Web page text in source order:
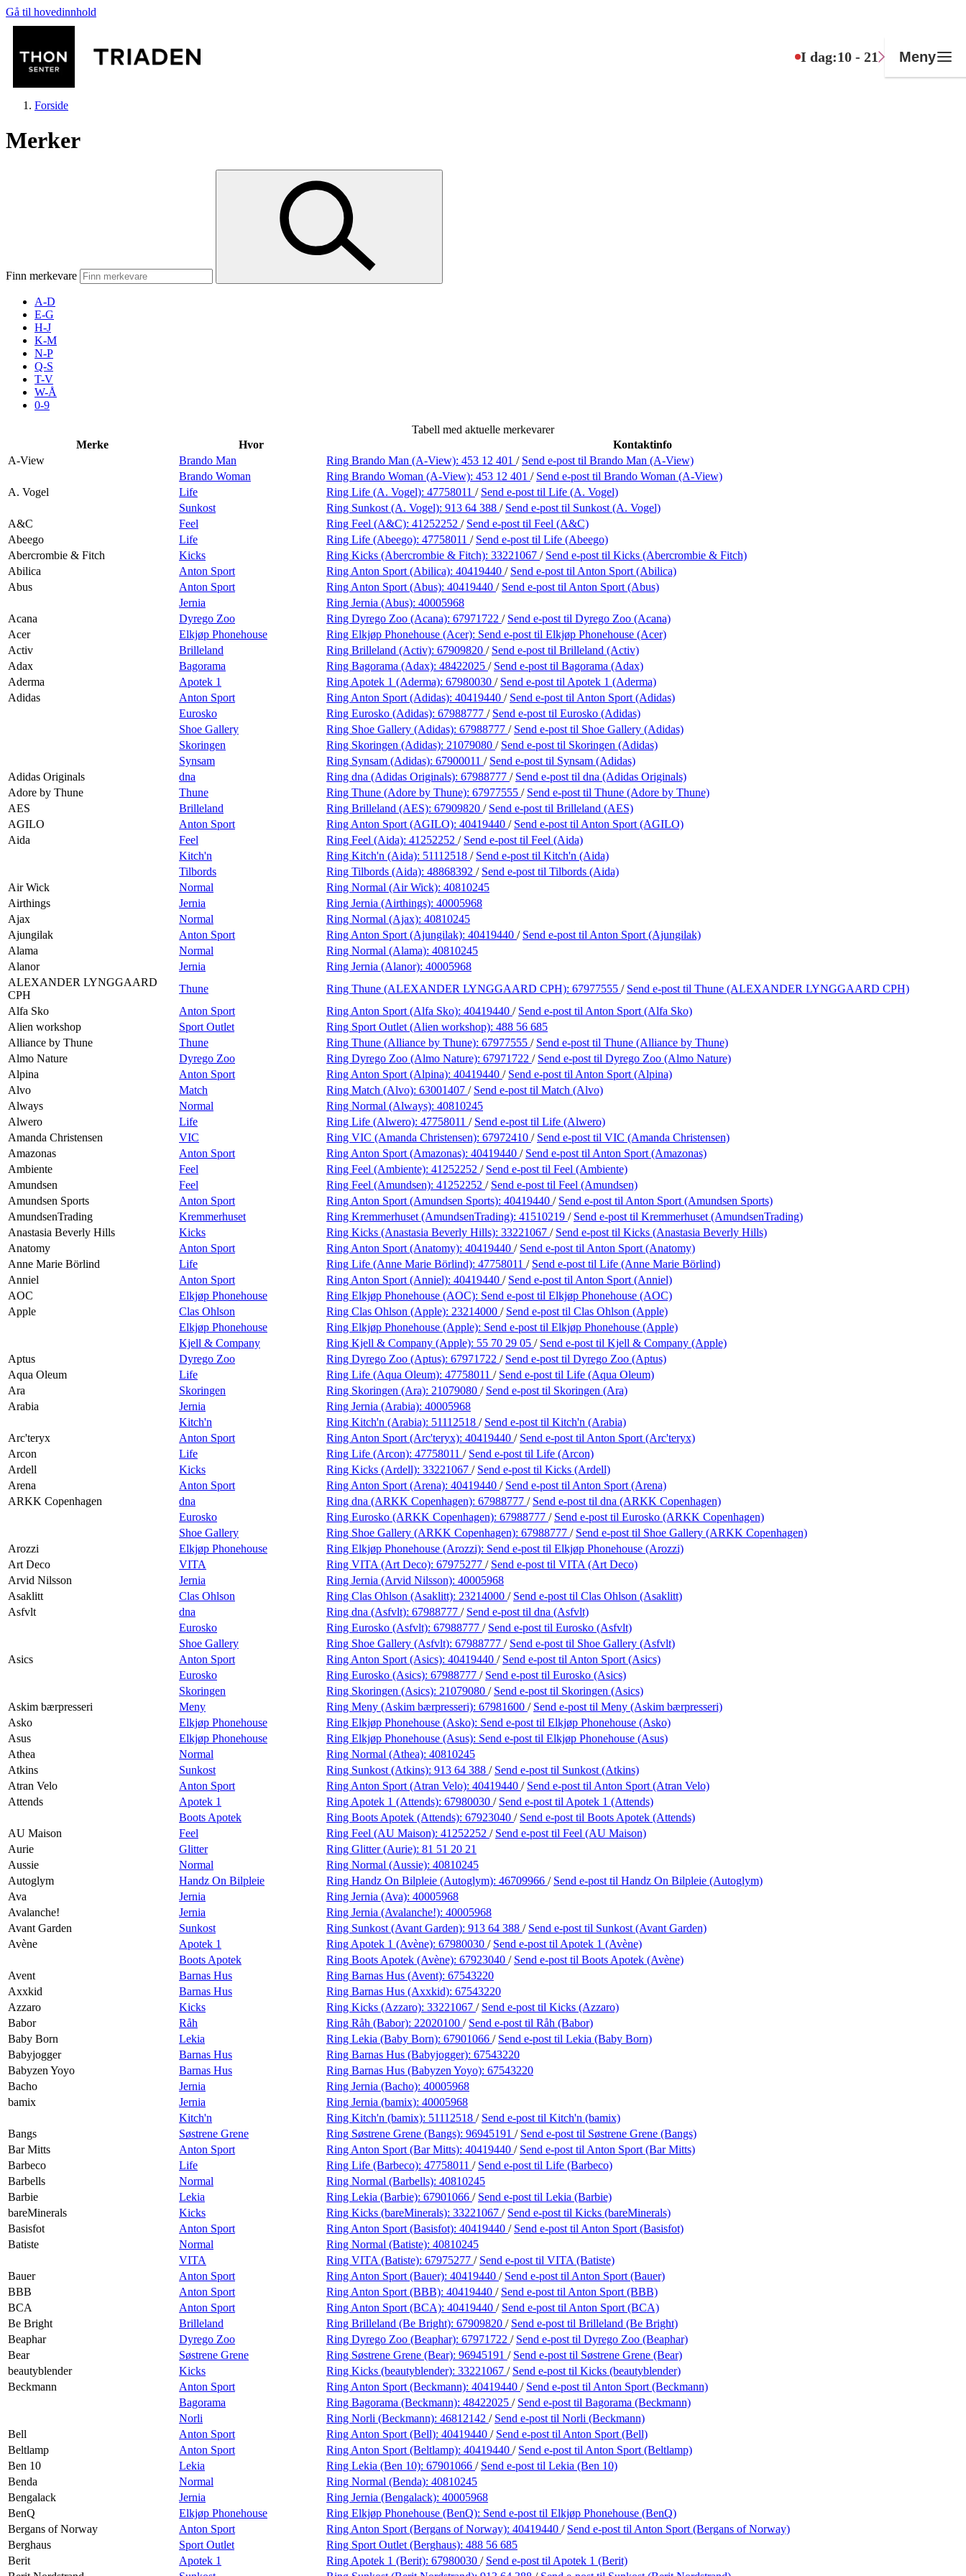
Gå til hovedinnhold
I dag:10 - 21 Meny
Mat og drikke
Inspirasjon
Forside
Merker
Finn merkevare
A-D
E-G
H-J
K-M
N-P
Q-S
T-V
W-Å
0-9
Tabell med aktuelle merkevarer
Merke
Hvor
Kontaktinfo
A-View
Brando Man Ring Brando Man (A-View): 453 12 401 / Send e-post til Brando Man (A-View)
Brando Woman
Ring Brando Woman (A-View): 453 12 401 / Send e-post til Brando Woman (A-View)
A. Vogel
Life Ring Life (A. Vogel): 47758011 / Send e-post til Life (A. Vogel)
Sunkost
Ring Sunkost (A. Vogel): 913 64 388 / Send e-post til Sunkost (A. Vogel)
A&C
Feel Ring Feel (A&C): 41252252 / Send e-post til Feel (A&C)
Abeego
Life Ring Life (Abeego): 47758011 / Send e-post til Life (Abeego)
Abercrombie & Fitch
Kicks Ring Kicks (Abercrombie & Fitch): 33221067 / Send e-post til Kicks (Abercrombie & Fitch)
Abilica
Anton Sport Ring Anton Sport (Abilica): 40419440 / Send e-post til Anton Sport (Abilica)
Abus
Anton Sport Ring Anton Sport (Abus): 40419440 / Send e-post til Anton Sport (Abus)
Jernia
Ring Jernia (Abus): 40005968
Acana
Dyrego Zoo Ring Dyrego Zoo (Acana): 67971722 / Send e-post til Dyrego Zoo (Acana)
Acer
Elkjøp Phonehouse Ring Elkjøp Phonehouse (Acer): Send e-post til Elkjøp Phonehouse (Acer)
Activ
Brilleland Ring Brilleland (Activ): 67909820 / Send e-post til Brilleland (Activ)
Adax
Bagorama Ring Bagorama (Adax): 48422025 / Send e-post til Bagorama (Adax)
Aderma
Apotek 1 Ring Apotek 1 (Aderma): 67980030 / Send e-post til Apotek 1 (Aderma)
Adidas
Anton Sport Ring Anton Sport (Adidas): 40419440 / Send e-post til Anton Sport (Adidas)
Eurosko
Ring Eurosko (Adidas): 67988777 / Send e-post til Eurosko (Adidas)
Shoe Gallery
Ring Shoe Gallery (Adidas): 67988777 / Send e-post til Shoe Gallery (Adidas)
Skoringen
Ring Skoringen (Adidas): 21079080 / Send e-post til Skoringen (Adidas)
Synsam
Ring Synsam (Adidas): 67900011 / Send e-post til Synsam (Adidas)
Adidas Originals
dna Ring dna (Adidas Originals): 67988777 / Send e-post til dna (Adidas Originals)
Adore by Thune
Thune Ring Thune (Adore by Thune): 67977555 / Send e-post til Thune (Adore by Thune)
AES
Brilleland Ring Brilleland (AES): 67909820 / Send e-post til Brilleland (AES)
AGILO
Anton Sport Ring Anton Sport (AGILO): 40419440 / Send e-post til Anton Sport (AGILO)
Aida
Feel Ring Feel (Aida): 41252252 / Send e-post til Feel (Aida)
Kitch'n
Ring Kitch'n (Aida): 51112518 / Send e-post til Kitch'n (Aida)
Tilbords
Ring Tilbords (Aida): 48868392 / Send e-post til Tilbords (Aida)
Air Wick
Normal Ring Normal (Air Wick): 40810245
Airthings
Jernia Ring Jernia (Airthings): 40005968
Ajax
Normal Ring Normal (Ajax): 40810245
Ajungilak
Anton Sport Ring Anton Sport (Ajungilak): 40419440 / Send e-post til Anton Sport (Ajungilak)
Alama
Normal Ring Normal (Alama): 40810245
Alanor
Jernia Ring Jernia (Alanor): 40005968
ALEXANDER LYNGGAARD
CPH
Thune Ring Thune (ALEXANDER LYNGGAARD CPH): 67977555 / Send e-post til Thune (ALEXANDER LYNGGAARD CPH)
Alfa Sko
Anton Sport Ring Anton Sport (Alfa Sko): 40419440 / Send e-post til Anton Sport (Alfa Sko)
Alien workshop
Sport Outlet Ring Sport Outlet (Alien workshop): 488 56 685
Alliance by Thune
Thune Ring Thune (Alliance by Thune): 67977555 / Send e-post til Thune (Alliance by Thune)
Almo Nature
Dyrego Zoo Ring Dyrego Zoo (Almo Nature): 67971722 / Send e-post til Dyrego Zoo (Almo Nature)
Alpina
Anton Sport Ring Anton Sport (Alpina): 40419440 / Send e-post til Anton Sport (Alpina)
Alvo
Match Ring Match (Alvo): 63001407 / Send e-post til Match (Alvo)
Always
Normal Ring Normal (Always): 40810245
Alwero
Life Ring Life (Alwero): 47758011 / Send e-post til Life (Alwero)
Amanda Christensen
VIC Ring VIC (Amanda Christensen): 67972410 / Send e-post til VIC (Amanda Christensen)
Amazonas
Anton Sport Ring Anton Sport (Amazonas): 40419440 / Send e-post til Anton Sport (Amazonas)
Ambiente
Feel Ring Feel (Ambiente): 41252252 / Send e-post til Feel (Ambiente)
Amundsen
Feel Ring Feel (Amundsen): 41252252 / Send e-post til Feel (Amundsen)
Amundsen Sports
Anton Sport Ring Anton Sport (Amundsen Sports): 40419440 / Send e-post til Anton Sport (Amundsen Sports)
AmundsenTrading
Kremmerhuset Ring Kremmerhuset (AmundsenTrading): 41510219 / Send e-post til Kremmerhuset (AmundsenTrading)
Anastasia Beverly Hills
Kicks Ring Kicks (Anastasia Beverly Hills): 33221067 / Send e-post til Kicks (Anastasia Beverly Hills)
Anatomy
Anton Sport Ring Anton Sport (Anatomy): 40419440 / Send e-post til Anton Sport (Anatomy)
Anne Marie Börlind
Life Ring Life (Anne Marie Börlind): 47758011 / Send e-post til Life (Anne Marie Börlind)
Anniel
Anton Sport Ring Anton Sport (Anniel): 40419440 / Send e-post til Anton Sport (Anniel)
AOC
Elkjøp Phonehouse Ring Elkjøp Phonehouse (AOC): Send e-post til Elkjøp Phonehouse (AOC)
Apple
Clas Ohlson Ring Clas Ohlson (Apple): 23214000 / Send e-post til Clas Ohlson (Apple)
Elkjøp Phonehouse
Ring Elkjøp Phonehouse (Apple): Send e-post til Elkjøp Phonehouse (Apple)
Kjell & Company
Ring Kjell & Company (Apple): 55 70 29 05 / Send e-post til Kjell & Company (Apple)
Aptus
Dyrego Zoo Ring Dyrego Zoo (Aptus): 67971722 / Send e-post til Dyrego Zoo (Aptus)
Aqua Oleum
Life Ring Life (Aqua Oleum): 47758011 / Send e-post til Life (Aqua Oleum)
Ara
Skoringen Ring Skoringen (Ara): 21079080 / Send e-post til Skoringen (Ara)
Arabia
Jernia Ring Jernia (Arabia): 40005968
Kitch'n
Ring Kitch'n (Arabia): 51112518 / Send e-post til Kitch'n (Arabia)
Arc'teryx
Anton Sport Ring Anton Sport (Arc'teryx): 40419440 / Send e-post til Anton Sport (Arc'teryx)
Arcon
Life Ring Life (Arcon): 47758011 / Send e-post til Life (Arcon)
Ardell
Kicks Ring Kicks (Ardell): 33221067 / Send e-post til Kicks (Ardell)
Arena
Anton Sport Ring Anton Sport (Arena): 40419440 / Send e-post til Anton Sport (Arena)
ARKK Copenhagen
dna Ring dna (ARKK Copenhagen): 67988777 / Send e-post til dna (ARKK Copenhagen)
Eurosko
Ring Eurosko (ARKK Copenhagen): 67988777 / Send e-post til Eurosko (ARKK Copenhagen)
Shoe Gallery
Ring Shoe Gallery (ARKK Copenhagen): 67988777 / Send e-post til Shoe Gallery (ARKK Copenhagen)
Arozzi
Elkjøp Phonehouse Ring Elkjøp Phonehouse (Arozzi): Send e-post til Elkjøp Phonehouse (Arozzi)
Art Deco
VITA Ring VITA (Art Deco): 67975277 / Send e-post til VITA (Art Deco)
Arvid Nilsson
Jernia Ring Jernia (Arvid Nilsson): 40005968
Asaklitt
Clas Ohlson Ring Clas Ohlson (Asaklitt): 23214000 / Send e-post til Clas Ohlson (Asaklitt)
Asfvlt
dna Ring dna (Asfvlt): 67988777 / Send e-post til dna (Asfvlt)
Eurosko
Ring Eurosko (Asfvlt): 67988777 / Send e-post til Eurosko (Asfvlt)
Shoe Gallery
Ring Shoe Gallery (Asfvlt): 67988777 / Send e-post til Shoe Gallery (Asfvlt)
Asics
Anton Sport Ring Anton Sport (Asics): 40419440 / Send e-post til Anton Sport (Asics)
Eurosko
Ring Eurosko (Asics): 67988777 / Send e-post til Eurosko (Asics)
Skoringen
Ring Skoringen (Asics): 21079080 / Send e-post til Skoringen (Asics)
Askim bærpresseri
Meny Ring Meny (Askim bærpresseri): 67981600 / Send e-post til Meny (Askim bærpresseri)
Asko
Elkjøp Phonehouse Ring Elkjøp Phonehouse (Asko): Send e-post til Elkjøp Phonehouse (Asko)
Asus
Elkjøp Phonehouse Ring Elkjøp Phonehouse (Asus): Send e-post til Elkjøp Phonehouse (Asus)
Athea
Normal Ring Normal (Athea): 40810245
Atkins
Sunkost Ring Sunkost (Atkins): 913 64 388 / Send e-post til Sunkost (Atkins)
Atran Velo
Anton Sport Ring Anton Sport (Atran Velo): 40419440 / Send e-post til Anton Sport (Atran Velo)
Attends
Apotek 1 Ring Apotek 1 (Attends): 67980030 / Send e-post til Apotek 1 (Attends)
Boots Apotek
Ring Boots Apotek (Attends): 67923040 / Send e-post til Boots Apotek (Attends)
AU Maison
Feel Ring Feel (AU Maison): 41252252 / Send e-post til Feel (AU Maison)
Aurie
Glitter Ring Glitter (Aurie): 81 51 20 21
Aussie
Normal Ring Normal (Aussie): 40810245
Autoglym
Handz On Bilpleie Ring Handz On Bilpleie (Autoglym): 46709966 / Send e-post til Handz On Bilpleie (Autoglym)
Ava
Jernia Ring Jernia (Ava): 40005968
Avalanche!
Jernia Ring Jernia (Avalanche!): 40005968
Avant Garden
Sunkost Ring Sunkost (Avant Garden): 913 64 388 / Send e-post til Sunkost (Avant Garden)
Avène
Apotek 1 Ring Apotek 1 (Avène): 67980030 / Send e-post til Apotek 1 (Avène)
Boots Apotek
Ring Boots Apotek (Avène): 67923040 / Send e-post til Boots Apotek (Avène)
Avent
Barnas Hus Ring Barnas Hus (Avent): 67543220
Axxkid
Barnas Hus Ring Barnas Hus (Axxkid): 67543220
Azzaro
Kicks Ring Kicks (Azzaro): 33221067 / Send e-post til Kicks (Azzaro)
Babor
Råh Ring Råh (Babor): 22020100 / Send e-post til Råh (Babor)
Baby Born
Lekia Ring Lekia (Baby Born): 67901066 / Send e-post til Lekia (Baby Born)
Babyjogger
Barnas Hus Ring Barnas Hus (Babyjogger): 67543220
Babyzen Yoyo
Barnas Hus Ring Barnas Hus (Babyzen Yoyo): 67543220
Bacho
Jernia Ring Jernia (Bacho): 40005968
bamix
Jernia Ring Jernia (bamix): 40005968
Kitch'n
Ring Kitch'n (bamix): 51112518 / Send e-post til Kitch'n (bamix)
Bangs
Søstrene Grene Ring Søstrene Grene (Bangs): 96945191 / Send e-post til Søstrene Grene (Bangs)
Bar Mitts
Anton Sport Ring Anton Sport (Bar Mitts): 40419440 / Send e-post til Anton Sport (Bar Mitts)
Barbeco
Life Ring Life (Barbeco): 47758011 / Send e-post til Life (Barbeco)
Barbells
Normal Ring Normal (Barbells): 40810245
Barbie
Lekia Ring Lekia (Barbie): 67901066 / Send e-post til Lekia (Barbie)
bareMinerals
Kicks Ring Kicks (bareMinerals): 33221067 / Send e-post til Kicks (bareMinerals)
Basisfot
Anton Sport Ring Anton Sport (Basisfot): 40419440 / Send e-post til Anton Sport (Basisfot)
Batiste
Normal Ring Normal (Batiste): 40810245
VITA
Ring VITA (Batiste): 67975277 / Send e-post til VITA (Batiste)
Bauer
Anton Sport Ring Anton Sport (Bauer): 40419440 / Send e-post til Anton Sport (Bauer)
BBB
Anton Sport Ring Anton Sport (BBB): 40419440 / Send e-post til Anton Sport (BBB)
BCA
Anton Sport Ring Anton Sport (BCA): 40419440 / Send e-post til Anton Sport (BCA)
Be Bright
Brilleland Ring Brilleland (Be Bright): 67909820 / Send e-post til Brilleland (Be Bright)
Beaphar
Dyrego Zoo Ring Dyrego Zoo (Beaphar): 67971722 / Send e-post til Dyrego Zoo (Beaphar)
Bear
Søstrene Grene Ring Søstrene Grene (Bear): 96945191 / Send e-post til Søstrene Grene (Bear)
beautyblender
Kicks Ring Kicks (beautyblender): 33221067 / Send e-post til Kicks (beautyblender)
Beckmann
Anton Sport Ring Anton Sport (Beckmann): 40419440 / Send e-post til Anton Sport (Beckmann)
Bagorama
Ring Bagorama (Beckmann): 48422025 / Send e-post til Bagorama (Beckmann)
Norli
Ring Norli (Beckmann): 46812142 / Send e-post til Norli (Beckmann)
Bell
Anton Sport Ring Anton Sport (Bell): 40419440 / Send e-post til Anton Sport (Bell)
Beltlamp
Anton Sport Ring Anton Sport (Beltlamp): 40419440 / Send e-post til Anton Sport (Beltlamp)
Ben 10
Lekia Ring Lekia (Ben 10): 67901066 / Send e-post til Lekia (Ben 10)
Benda
Normal Ring Normal (Benda): 40810245
Bengalack
Jernia Ring Jernia (Bengalack): 40005968
BenQ
Elkjøp Phonehouse Ring Elkjøp Phonehouse (BenQ): Send e-post til Elkjøp Phonehouse (BenQ)
Bergans of Norway
Anton Sport Ring Anton Sport (Bergans of Norway): 40419440 / Send e-post til Anton Sport (Bergans of Norway)
Berghaus
Sport Outlet Ring Sport Outlet (Berghaus): 488 56 685
Berit
Apotek 1 Ring Apotek 1 (Berit): 67980030 / Send e-post til Apotek 1 (Berit)